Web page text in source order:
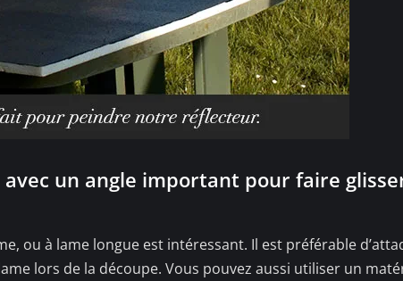
un angle important pour faire
ou à lame longue est intéressant. Il est préférable
lors de la découpe. Vous pouvez aussi utiliser un